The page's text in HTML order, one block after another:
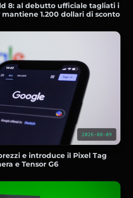
8: al debutto ufficiale tagliati i
1.200 dollari di sconto
2026-08-09
e introduce il Pixel Tag
e Tensor G6